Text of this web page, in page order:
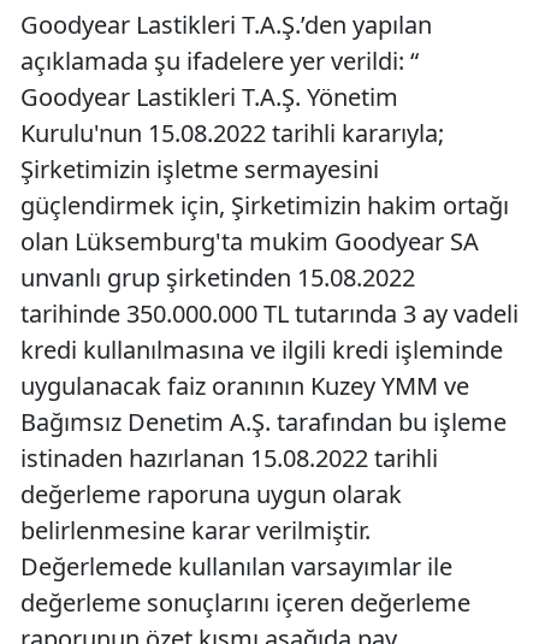
Goodyear Lastikleri T.A.Ş.’den yapılan
açıklamada şu ifadelere yer verildi: “
Goodyear Lastikleri T.A.Ş. Yönetim
Kurulu'nun 15.08.2022 tarihli kararıyla;
Şirketimizin işletme sermayesini
güçlendirmek için, Şirketimizin hakim ortağı
olan Lüksemburg'ta mukim Goodyear SA
unvanlı grup şirketinden 15.08.2022
tarihinde 350.000.000 TL tutarında 3 ay vadeli
kredi kullanılmasına ve ilgili kredi işleminde
uygulanacak faiz oranının Kuzey YMM ve
Bağımsız Denetim A.Ş. tarafından bu işleme
istinaden hazırlanan 15.08.2022 tarihli
değerleme raporuna uygun olarak
belirlenmesine karar verilmiştir.
Değerlemede kullanılan varsayımlar ile
değerleme sonuçlarını içeren değerleme